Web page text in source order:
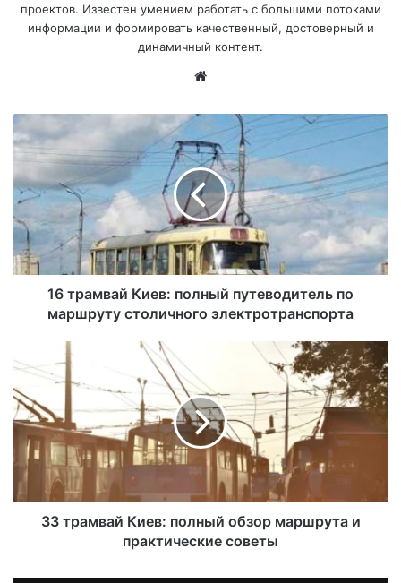
проектов. Известен умением работать с большими потоками
информации и формировать качественный, достоверный и
динамичный контент.
16 трамвай Киев: полный путеводитель по
маршруту столичного электротранспорта
33 трамвай Киев: полный обзор маршрута и
практические советы